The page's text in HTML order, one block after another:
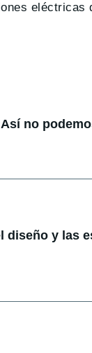
no
diseño y las